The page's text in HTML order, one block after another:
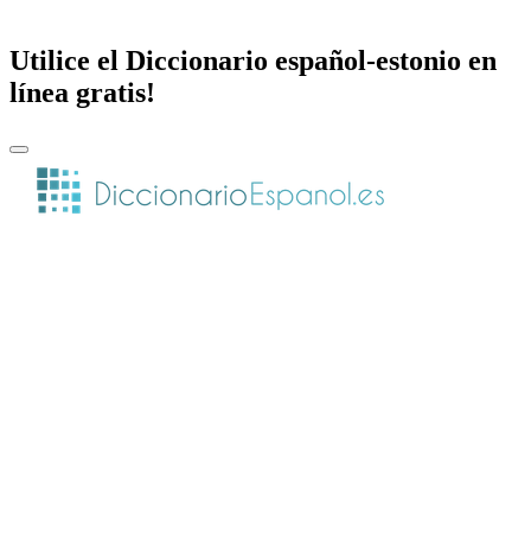
Utilice el Diccionario español-estonio en
línea gratis!